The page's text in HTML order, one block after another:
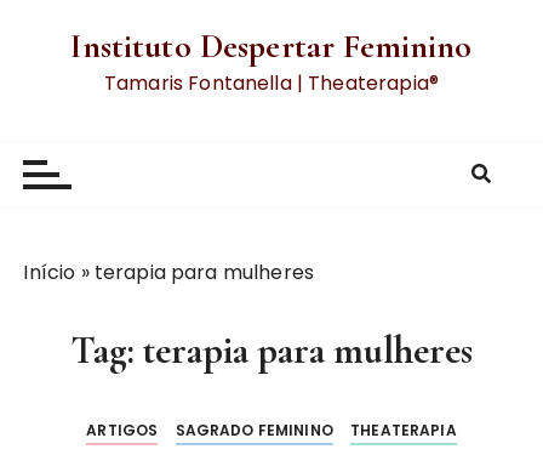
Instituto Despertar Feminino
Tamaris Fontanella | Theaterapia®
Início » terapia para mulheres
Tag: terapia para mulheres
ARTIGOS SAGRADO FEMININO THEATERAPIA